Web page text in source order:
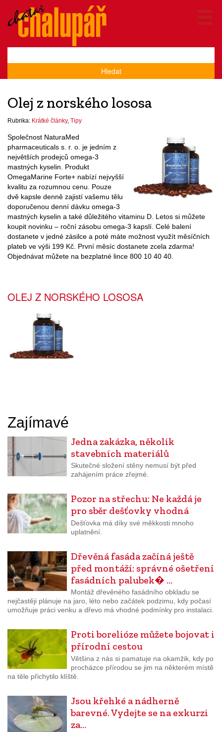
Hledat
Olej z norského lososa
Rubrika: Krátké články, Tipy
Společnost NaturaMed
pharmaceuticals s. r. o. je jedním z
největších prodejců omega-3
mastných kyselin. Produkt
OmegaMarine Forte+ nabízí nejvyšší
kvalitu za rozumnou cenu. Pouze
dvě kapsle denně zajistí vašemu tělu
doporučenou denní dávku omega-3
mastných kyselin a také důležitého vitaminu D. Letos si můžete
koupit novinku – roční zásobu omega-3 kapslí. Celé balení
dostanete v jedné zásilce a poté máte možnost využít měsíčních
plateb ve výši 199 Kč. První měsíc dostanete zcela zdarma!
Objednávat můžete na bezplatné lince 800 10 40 40.
OLEJ Z NORSKÉHO LOSOSA
Zajímavé
Jedna zakázka, několik
stavebních materiálů
Skutečné složení stěny nemusí být před
zahájením práce zřejmé.
Pozor na střechu: Ne každá je
pro sběr dešťovky vhodná
Dešťovka má díky své měkkosti mnoho
uplatnění.
Dřevěná fasáda začíná ještě
před montáží: správné ošetření
fasádních palubek� …
Montáž dřevěného fasádního obkladu se
nejčastěji plánuje na jaro, léto nebo začátek podzimu, kdy počasí
umožňuje práci venku a dřevo má vhodné podmínky pro instalaci.
Proti borelióze můžete bojovat i
přírodní cestou
Většina z nás si pamatuje na okamžik, kdy po
procházce přírodou se jim na některém místě
na těle přichytilo klíště.
Jsou křehké a nádherně
barevné. Vydejte se na exkurzi
za…